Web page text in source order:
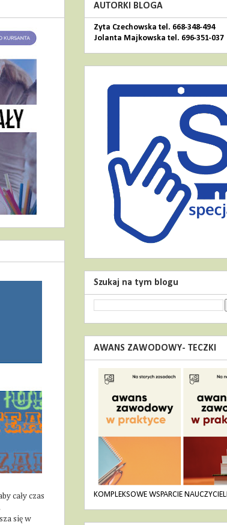
cały czas
się w
AUTORKI BLOGA
Zyta Czechowska tel. 668-348-494
Jolanta Majkowska tel. 696-351-037
Szukaj na tym blogu
AWANS ZAWODOWY- TECZKI
KOMPLEKSOWE WSPARCIE NAUCZYCIELI